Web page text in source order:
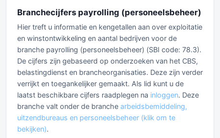
Branchecijfers payrolling (personeelsbeheer)
Hier treft u informatie en kengetallen aan over exploitatie
en winstontwikkeling en aantal bedrijven voor de
branche payrolling (personeelsbeheer) (SBI code: 78.3).
De cijfers zijn gebaseerd op onderzoeken van het CBS,
belastingdienst en brancheorganisaties. Deze zijn verder
verrijkt en toegankelijker gemaakt. Als lid kunt u de
laatst beschikbare cijfers raadplegen na inloggen. Deze
branche valt onder de branche arbeidsbemiddeling,
uitzendbureaus en personeelsbeheer (klik om te
bekijken).